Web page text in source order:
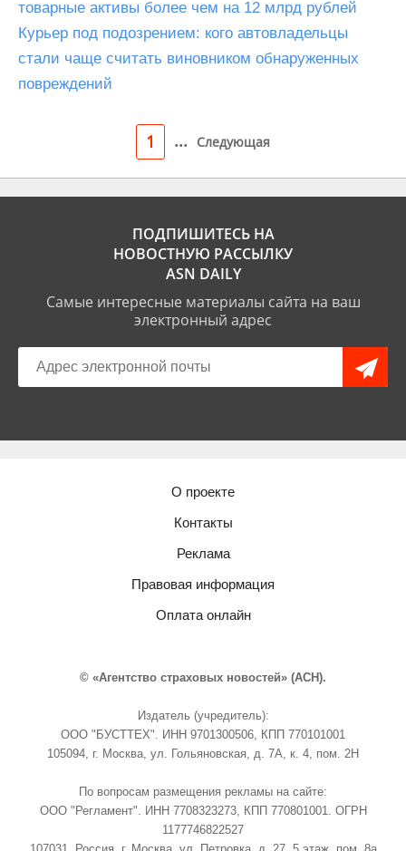
товарные активы более чем на 12 млрд рублей
Курьер под подозрением: кого автовладельцы
стали чаще считать виновником обнаруженных
повреждений
1 ... Следующая
ПОДПИШИТЕСЬ НА
НОВОСТНУЮ РАССЫЛКУ
ASN DAILY
Самые интересные материалы сайта на ваш
электронный адрес
О проекте
Контакты
Реклама
Правовая информация
Оплата онлайн
© «Агентство страховых новостей» (АСН).
Издатель (учредитель):
ООО "БУСТТЕХ". ИНН 9701300506, КПП 770101001
105094, г. Москва, ул. Гольяновская, д. 7А, к. 4, пом. 2Н
По вопросам размещения рекламы на сайте:
ООО "Регламент". ИНН 7708323273, КПП 770801001. ОГРН
1177746822527